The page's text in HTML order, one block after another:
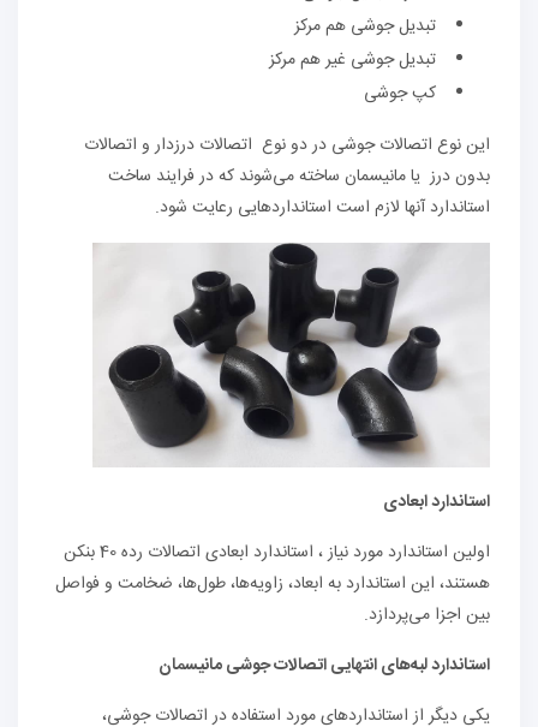
تبدیل جوشی هم مرکز
تبدیل جوشی غیر هم مرکز
کپ جوشی
این نوع اتصالات جوشی در دو نوع اتصالات درزدار و اتصالات
بدون درز یا مانیسمان ساخته می‌شوند که در فرایند ساخت
استاندارد آنها لازم است استاندارد‌هایی رعایت شود.
استاندارد ابعادی
اولین استاندارد مورد نیاز ، استاندارد ابعادی اتصالات رده 40 بنکن
هستند، این استاندارد به ابعاد، زاویه‌ها، طول‌ها، ضخامت و فواصل
بین اجزا می‌پردازد.
استاندارد لبه‌های انتهایی اتصالات جوشی مانیسمان
یکی دیگر از استانداردهای مورد استفاده در اتصالات جوشی،